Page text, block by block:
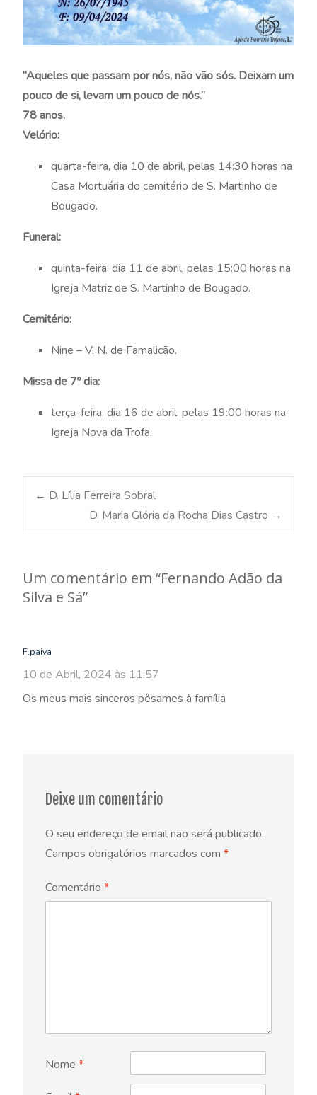
“Aqueles que passam por nós, não vão sós. Deixam um
pouco de si, levam um pouco de nós.”
78 anos.
Velório:
quarta-feira, dia 10 de abril, pelas 14:30 horas na
Casa Mortuária do cemitério de S. Martinho de
Bougado.
Funeral:
quinta-feira, dia 11 de abril, pelas 15:00 horas na
Igreja Matriz de S. Martinho de Bougado.
Cemitério:
Nine – V. N. de Famalicão.
Missa de 7º dia:
terça-feira, dia 16 de abril, pelas 19:00 horas na
Igreja Nova da Trofa.
Post
← D. Lília Ferreira Sobral
D. Maria Glória da Rocha Dias Castro →
Um comentário em “Fernando Adão da
Silva e Sá”
F.paiva
10 de Abril, 2024 às 11:57
Os meus mais sinceros pêsames à família
Deixe um comentário
O seu endereço de email não será publicado.
Campos obrigatórios marcados com *
Comentário *
Nome *